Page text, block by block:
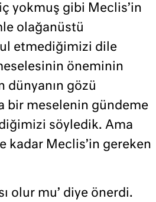
yokmuş gibi Meclis’in
olağanüstü
etmediğimizi dile
öneminin
dünyanın gözü
bir meselenin gündeme
söyledik. Ama
kadar Meclis’in gereken
olur mu’ diye önerdi.